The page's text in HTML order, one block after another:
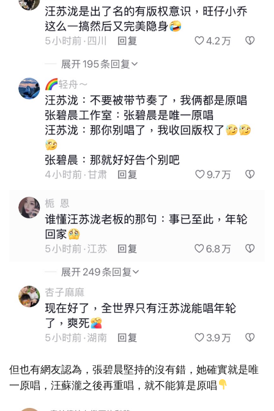
但也有網友認為，張碧晨堅持的沒有錯，她確實就是唯
一原唱，汪蘇瀧之後再重唱，就不能算是原唱